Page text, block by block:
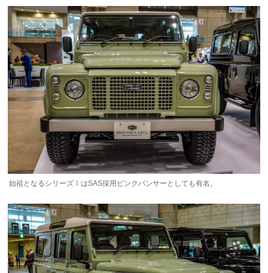
始祖となるシリーズⅠはSAS採用ピンクパンサーとしても有名。